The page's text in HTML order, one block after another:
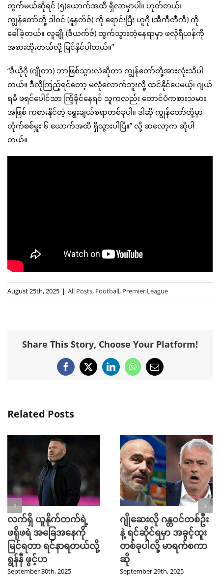
တွက်မယ်ဆိုရင် (၅)ယောက်အထိ ရှိလာမှာပါ။ ဟုတ်တယ်၊
ကျွန်တော်တို့ ဒါဝင် (နူနက်ဇ်) ကို ရောင်းပြီး ဟူဂို (အီကီတီကီ) ကို
ခေါ်ခဲ့တယ်။ လူချို (ဒီယက်ဇ်) ထွက်သွားတဲ့နေရာမှာ ဖလိုရီယန်ကို
အစားထိုးတယ်လို့ မြင်နိုင်ပါတယ်။”
“ဒီယိုဂို (ဂျိုတာ) ဘာဖြစ်သွားလဲဆိုတာ ကျွန်တော်တို့အားလုံးသိပါ
တယ်။ ဒီလိုကြည့်ရင်တော့ မလုံလောက်ဘူးလို့ ထင်နိုင်ပေမယ့်၊ ဂျယ်
ရမီ ဖရင်ပေါင်သာ ကြံ့ခိုင်နေရင် သူကလည်း တောင်ပံကစားသမား
အဖြစ် ကစားနိုင်တဲ့ ရွေးချယ်စရာတစ်ခုပါ။ ဒါဆို ကျွန်တော်တို့မှာ
တိုက်စစ်မှူး ၆ ယောက်အထိ ရှိသွားပါပြီ။” လို့ ဆလော့က ဆိုပါ
တယ်။
August 25th, 2025 | All Posts, Football, Premier League
Share This Story, Choose Your Platform!
Facebook
X LinkedInWhatsApp
Email
Related Posts
လက်ရှိ ယူနိုက်တက်ရဲ့
ဖရိုဖရဲ အခြေအနေကို
မြင်ရတာ ရင်နာရတယ်လို့
ရွန်နီ ဖွင့်ဟ
September 30th, 2025
ဂျိုဆေးလို ဂန္တဝင်တစ်ဦး
နဲ့ ရင်ဆိုင်ရမှာ အခွင့်ထူး
တစ်ခုပါလို့ မာရက်စကာ
ဆို
September 29th, 2025